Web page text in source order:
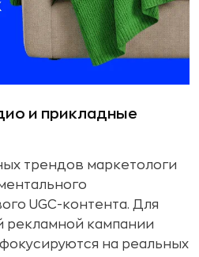
и прикладные
трендов маркетологи
UGC-контента. Для
рекламной кампании
на реальных